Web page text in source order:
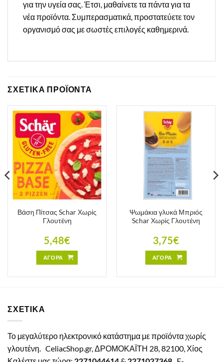
για την υγεία σας. Έτσι, μαθαίνετε τα πάντα για τα
νέα προϊόντα. Συμπερασματικά, προστατεύετε τον
οργανισμό σας με σωστές επιλογές καθημερινά.
ΣΧΕΤΙΚΑ ΠΡΟΪΟΝΤΑ
Βάση Πίτσας Schar Χωρίς
Γλουτένη
5,48€
ΑΓΟΡΑ
Ψωμάκια γλυκά Μπριός
Schar Χωρίς Γλουτένη
3,75€
ΑΓΟΡΑ
ΣΧΕΤΙΚΑ
Το μεγαλύτερο ηλεκτρονικό κατάστημα με προϊόντα χωρίς
γλουτένη. CeliacShop.gr, ΔΡΟΜΟΚΑΪΤΗ 28, 82100, Χίος